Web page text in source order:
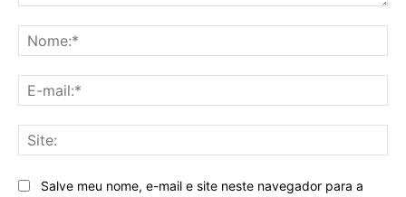
Salve meu nome, e-mail e site neste navegador para a